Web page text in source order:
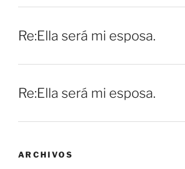
Re:Ella será mi esposa.
Re:Ella será mi esposa.
ARCHIVOS